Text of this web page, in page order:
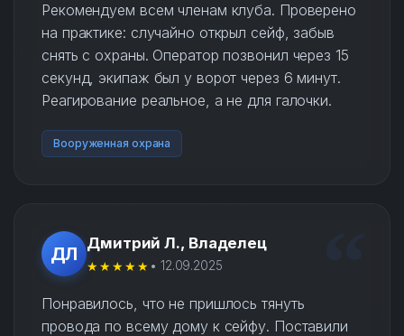
Рекомендуем всем членам клуба. Проверено
на практике: случайно открыл сейф, забыв
снять с охраны. Оператор позвонил через 15
секунд, экипаж был у ворот через 6 минут.
Реагирование реальное, а не для галочки.
Вооруженная охрана
ДЛ
Дмитрий Л., Владелец
★★★★★ • 12.09.2025
Понравилось, что не пришлось тянуть
провода по всему дому к сейфу. Поставили